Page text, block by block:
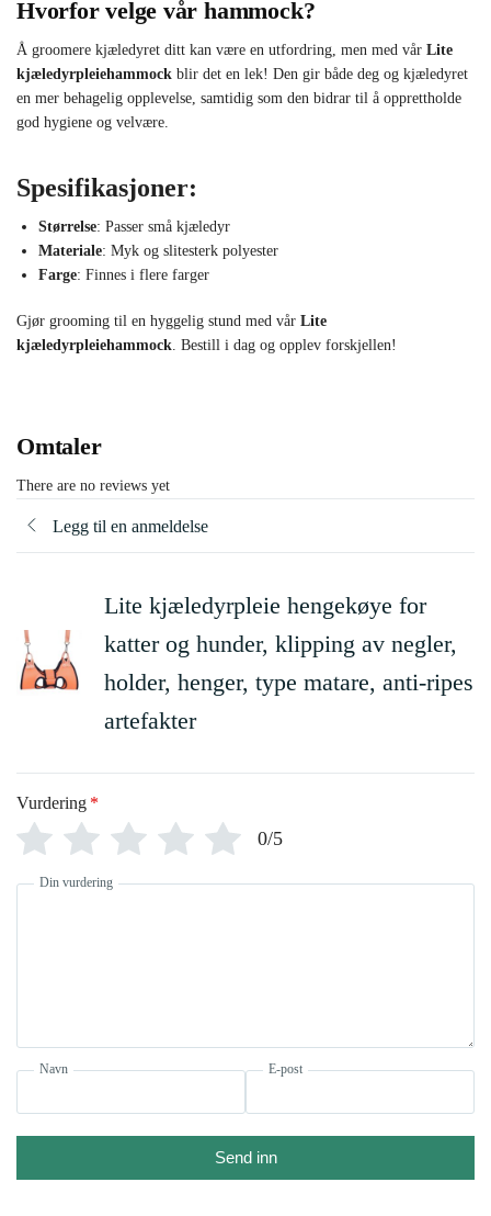
Hvorfor velge vår hammock?
Å groomere kjæledyret ditt kan være en utfordring, men med vår Lite
kjæledyrpleiehammock blir det en lek! Den gir både deg og kjæledyret
en mer behagelig opplevelse, samtidig som den bidrar til å opprettholde
god hygiene og velvære.
Spesifikasjoner:
Størrelse: Passer små kjæledyr
Materiale: Myk og slitesterk polyester
Farge: Finnes i flere farger
Gjør grooming til en hyggelig stund med vår Lite
kjæledyrpleiehammock . Bestill i dag og opplev forskjellen!
Omtaler
There are no reviews yet
Legg til en anmeldelse
Lite kjæledyrpleie hengekøye for
katter og hunder, klipping av negler,
holder, henger, type matare, anti-ripes
artefakter
Vurdering *
0/5
Din vurdering
Navn E-post
Send inn